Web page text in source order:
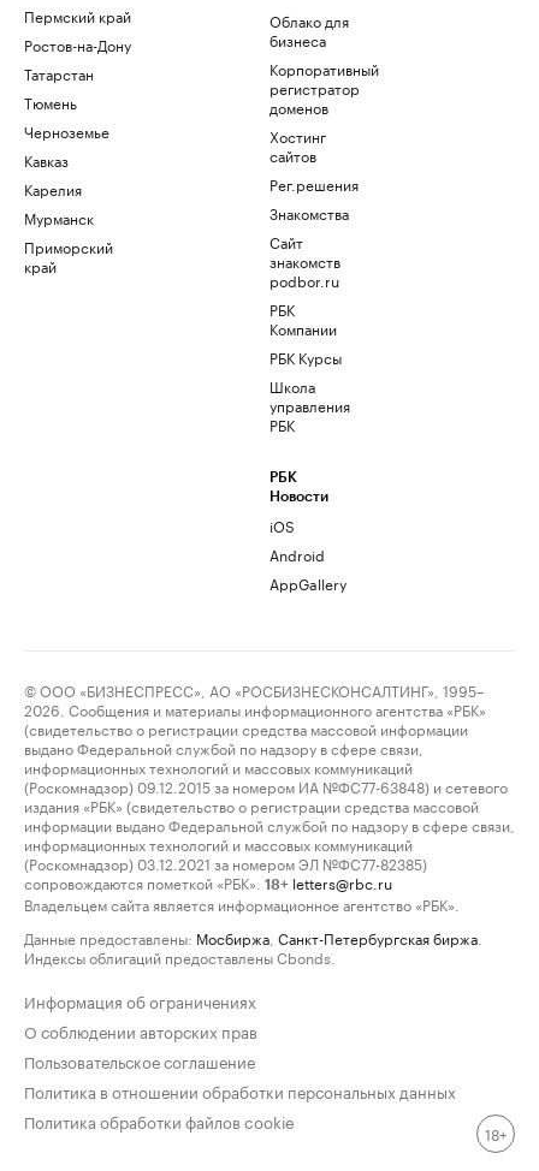
Пермский край
Ростов-на-Дону
Татарстан
Тюмень
Черноземье
Кавказ
Карелия
Мурманск
Приморский
край
Облако для
бизнеса
Корпоративный
регистратор
доменов
Хостинг
сайтов
Рег.решения
Знакомства
Сайт
знакомств
podbor.ru
РБК
Компании
РБК Курсы
Школа
управления
РБК
РБК
Новости
iOS
Android
AppGallery
© ООО «БИЗНЕСПРЕСС», АО «РОСБИЗНЕСКОНСАЛТИНГ», 1995–
2026. Сообщения и материалы информационного агентства «РБК»
(свидетельство о регистрации средства массовой информации
выдано Федеральной службой по надзору в сфере связи,
информационных технологий и массовых коммуникаций
(Роскомнадзор) 09.12.2015 за номером ИА №ФС77-63848) и сетевого
издания «РБК» (свидетельство о регистрации средства массовой
информации выдано Федеральной службой по надзору в сфере связи,
информационных технологий и массовых коммуникаций
(Роскомнадзор) 03.12.2021 за номером ЭЛ №ФС77-82385)
сопровождаются пометкой «РБК».
18+ letters@rbc.ru
Владельцем сайта является информационное агентство «РБК».
Данные предоставлены: Мосбиржа Санкт-Петербургская биржа
Индексы облигаций предоставлены Cbonds.
Информация об ограничениях
О соблюдении авторских прав
Пользовательское соглашение
Политика в отношении обработки персональных данных
Политика обработки файлов cookie
18+